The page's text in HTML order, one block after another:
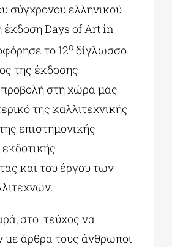
σύγχρονου ελληνικού
έκδοση Days of Art in
το 12οδίγλωσσο
της έκδοσης
στη χώρα μας
της καλλιτεχνικής
επιστημονικής
και του έργου των
στο τεύχος να
με άρθρα τους άνθρωποι